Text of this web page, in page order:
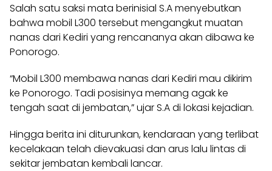
Salah satu saksi mata berinisial S.A menyebutkan
bahwa mobil L300 tersebut mengangkut muatan
nanas dari Kediri yang rencananya akan dibawa ke
Ponorogo.
“Mobil L300 membawa nanas dari Kediri mau dikirim
ke Ponorogo. Tadi posisinya memang agak ke
tengah saat di jembatan,” ujar S.A di lokasi kejadian.
Hingga berita ini diturunkan, kendaraan yang terlibat
kecelakaan telah dievakuasi dan arus lalu lintas di
sekitar jembatan kembali lancar.